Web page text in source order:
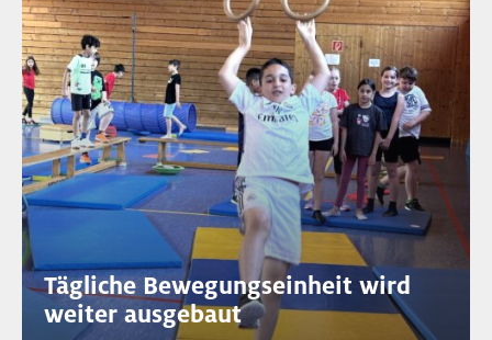
Tägliche Bewegungseinheit wird
weiter ausgebaut